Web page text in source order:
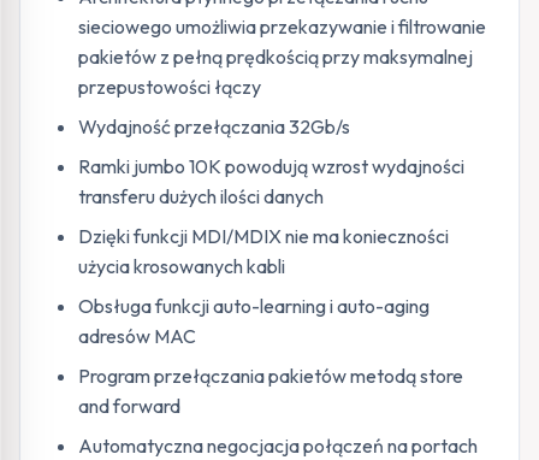
sieciowego umożliwia przekazywanie i filtrowanie
pakietów z pełną prędkością przy maksymalnej
przepustowości łączy
Wydajność przełączania 32Gb/s
Ramki jumbo 10K powodują wzrost wydajności
transferu dużych ilości danych
Dzięki funkcji MDI/MDIX nie ma konieczności
użycia krosowanych kabli
Obsługa funkcji auto-learning i auto-aging
adresów MAC
Program przełączania pakietów metodą store
and forward
Automatyczna negocjacja połączeń na portach